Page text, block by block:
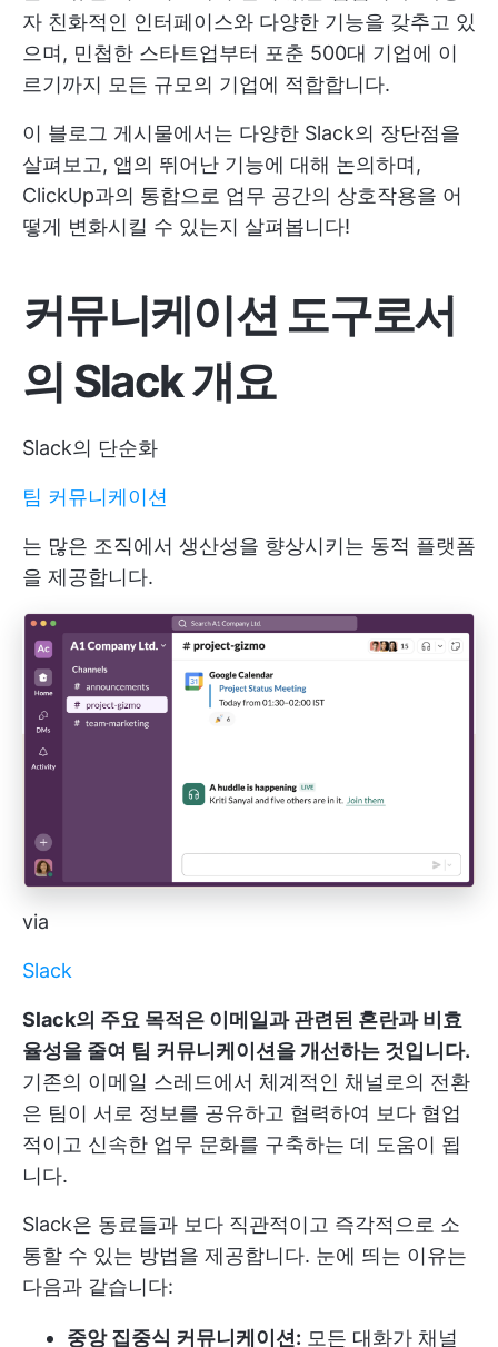
자 친화적인 인터페이스와 다양한 기능을 갖추고 있
으며, 민첩한 스타트업부터 포춘 500대 기업에 이
르기까지 모든 규모의 기업에 적합합니다.
이 블로그 게시물에서는 다양한 Slack의 장단점을
살펴보고, 앱의 뛰어난 기능에 대해 논의하며,
ClickUp과의 통합으로 업무 공간의 상호작용을 어
떻게 변화시킬 수 있는지 살펴봅니다!
커뮤니케이션 도구로서
의 Slack 개요
Slack의 단순화
팀 커뮤니케이션
는 많은 조직에서 생산성을 향상시키는 동적 플랫폼
을 제공합니다.
via
Slack
Slack의 주요 목적은 이메일과 관련된 혼란과 비효
율성을 줄여 팀 커뮤니케이션을 개선하는 것입니다.
기존의 이메일 스레드에서 체계적인 채널로의 전환
은 팀이 서로 정보를 공유하고 협력하여 보다 협업
적이고 신속한 업무 문화를 구축하는 데 도움이 됩
니다.
Slack은 동료들과 보다 직관적이고 즉각적으로 소
통할 수 있는 방법을 제공합니다. 눈에 띄는 이유는
다음과 같습니다:
중앙 집중식 커뮤니케이션: 모든 대화가 채널